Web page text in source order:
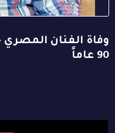
وفاة الفنان
90 عاماً